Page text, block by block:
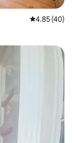
평점 4.85점(5
4.85 (40)